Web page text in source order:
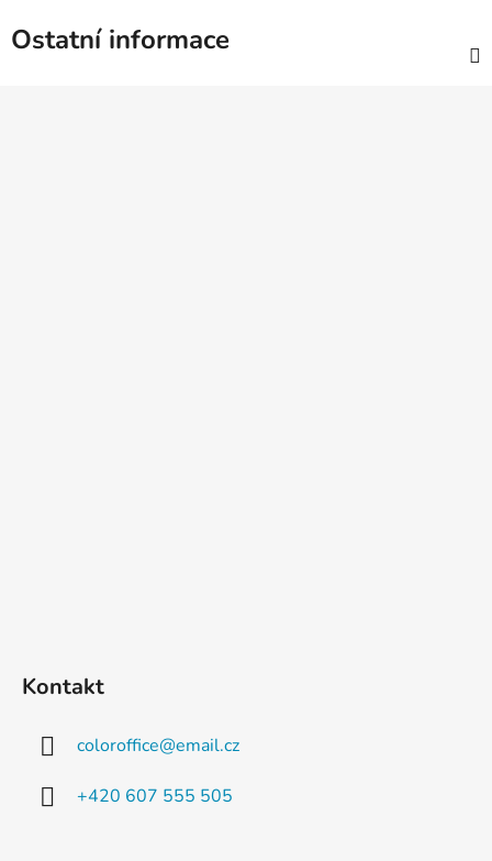
Ostatní informace
Kontakt
coloroffice@email.cz
+420 607 555 505